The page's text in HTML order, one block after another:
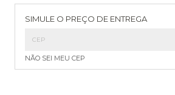
SIMULE O PREÇO DE ENTREGA
NÃO SEI MEU CEP